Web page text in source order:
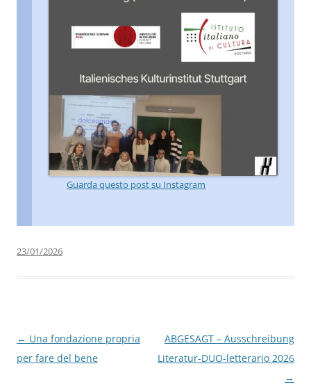
Guarda questo post su Instagram
23/01/2026
Navigazione
articolo
← Una fondazione propria
per fare del bene
ABGESAGT – Ausschreibung
Literatur-DUO-letterario 2026
→